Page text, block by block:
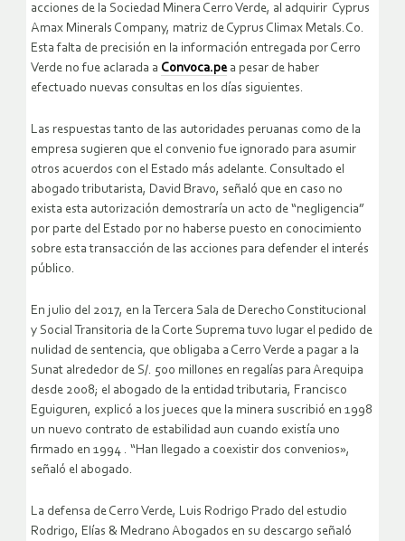
acciones de la Sociedad Minera Cerro Verde, al adquirir Cyprus
Amax Minerals Company, matriz de Cyprus Climax Metals.Co.
Esta falta de precisión en la información entregada por Cerro
Verde no fue aclarada a Convoca.pea pesar de haber
efectuado nuevas consultas en los días siguientes.
Las respuestas tanto de las autoridades peruanas como de la
empresa sugieren que el convenio fue ignorado para asumir
otros acuerdos con el Estado más adelante. Consultado el
abogado tributarista, David Bravo, señaló que en caso no
exista esta autorización demostraría un acto de “negligencia”
por parte del Estado por no haberse puesto en conocimiento
sobre esta transacción de las acciones para defender el interés
público.
En julio del 2017, en la Tercera Sala de Derecho Constitucional
y Social Transitoria de la Corte Suprema tuvo lugar el pedido de
nulidad de sentencia, que obligaba a Cerro Verde a pagar a la
Sunat alrededor de S/. 500 millones en regalías para Arequipa
desde 2008; el abogado de la entidad tributaria, Francisco
Eguiguren, explicó a los jueces que la minera suscribió en 1998
un nuevo contrato de estabilidad aun cuando existía uno
firmado en 1994 . “Han llegado a coexistir dos convenios»,
señaló el abogado.
La defensa de Cerro Verde, Luis Rodrigo Prado del estudio
Rodrigo, Elías & Medrano Abogados en su descargo señaló